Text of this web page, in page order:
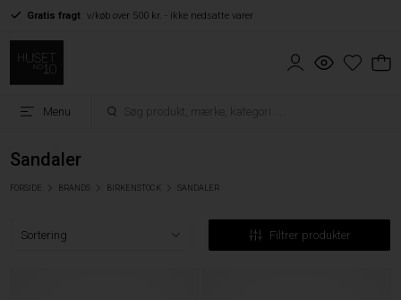
Gratis fragt v/køb over 500 kr. - ikke nedsatte varer
Menu
Sandaler
FORSIDE BRANDS BIRKENSTOCK SANDALER
Filtrer produkter